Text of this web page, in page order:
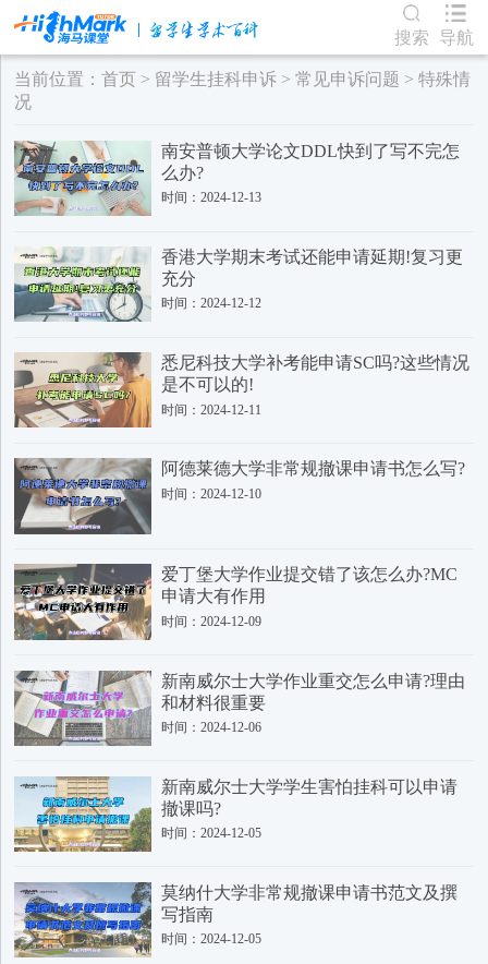
搜索 导航
当前位置：首页 > 留学生挂科申诉 >常见申诉问题 >特殊情
况
南安普顿大学论文DDL快到了写不完怎
么办?
时间：2024-12-13
香港大学期末考试还能申请延期!复习更
充分
时间：2024-12-12
悉尼科技大学补考能申请SC吗?这些情况
是不可以的!
时间：2024-12-11
阿德莱德大学非常规撤课申请书怎么写?
时间：2024-12-10
爱丁堡大学作业提交错了该怎么办?MC
申请大有作用
时间：2024-12-09
新南威尔士大学作业重交怎么申请?理由
和材料很重要
时间：2024-12-06
新南威尔士大学学生害怕挂科可以申请
撤课吗?
时间：2024-12-05
莫纳什大学非常规撤课申请书范文及撰
写指南
时间：2024-12-05